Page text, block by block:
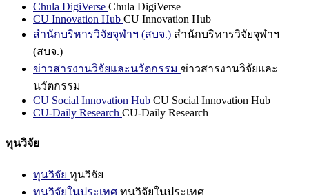
Chula DigiVerse Chula DigiVerse
CU Innovation Hub CU Innovation Hub
สำนักบริหารวิจัยจุฬาฯ (สบจ.) สำนักบริหารวิจัยจุฬาฯ
(สบจ.)
ข่าวสารงานวิจัยและนวัตกรรม ข่าวสารงานวิจัยและ
นวัตกรรม
CU Social Innovation Hub CU Social Innovation Hub
CU-Daily Research CU-Daily Research
ทุนวิจัย
ทุนวิจัย ทุนวิจัย
ทุนวิจัยในประเทศ ทุนวิจัยในประเทศ